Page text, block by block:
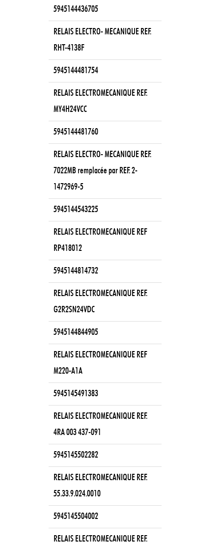
5945144436705
RELAIS ELECTRO- MECANIQUE REF.
RHT-4138F
5945144481754
RELAIS ELECTROMECANIQUE REF.
MY4H24VCC
5945144481760
RELAIS ELECTRO- MECANIQUE REF.
7022MB remplacée par REF. 2-
1472969-5
5945144543225
RELAIS ELECTROMECANIQUE REF
RP418012
5945144814732
RELAIS ELECTROMECANIQUE REF.
G2R2SN24VDC
5945144844905
RELAIS ELECTROMECANIQUE REF
M220-A1A
5945145491383
RELAIS ELECTROMECANIQUE REF.
4RA 003 437-091
5945145502282
RELAIS ELECTROMECANIQUE REF.
55.33.9.024.0010
5945145504002
RELAIS ELECTROMECANIQUE REF.